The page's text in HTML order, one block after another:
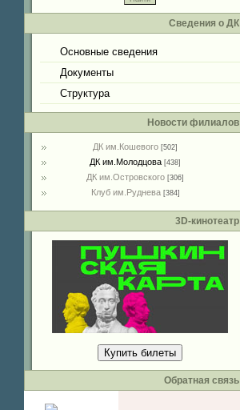
Сведения о ДК
Основные сведения
Документы
Структура
Новости филиалов
ДК им.Кошевого [502]
ДК им.Молодцова [438]
ДК им.Островского [306]
Клуб им.Руднева [384]
3D-кинотеатр
Купить билеты
Обратная связь